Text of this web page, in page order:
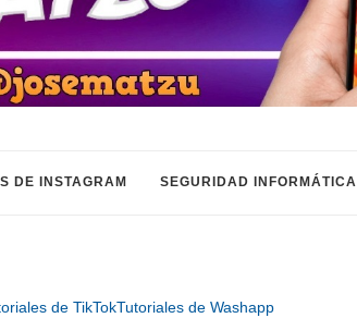
DE INSTAGRAM SEGURIDAD INFORMÁTICA
de TikTokTutoriales de Washapp